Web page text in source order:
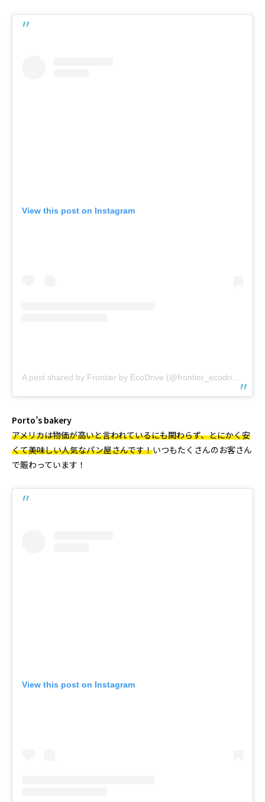
View this post on Instagram
Porto’s bakery
アメリカは物価が高いと言われているにも関わらず、とにかく安
くて美味しい人気なパン屋さんです！いつもたくさんのお客さん
で賑わっています！
View this post on Instagram